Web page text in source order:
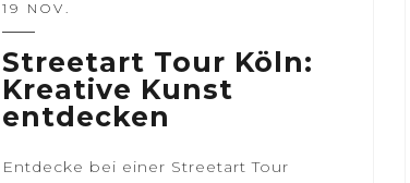
19 NOV.
Streetart Tour Köln:
Kreative Kunst
entdecken
Entdecke bei einer Streetart Tour